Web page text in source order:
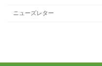
ニューズレター